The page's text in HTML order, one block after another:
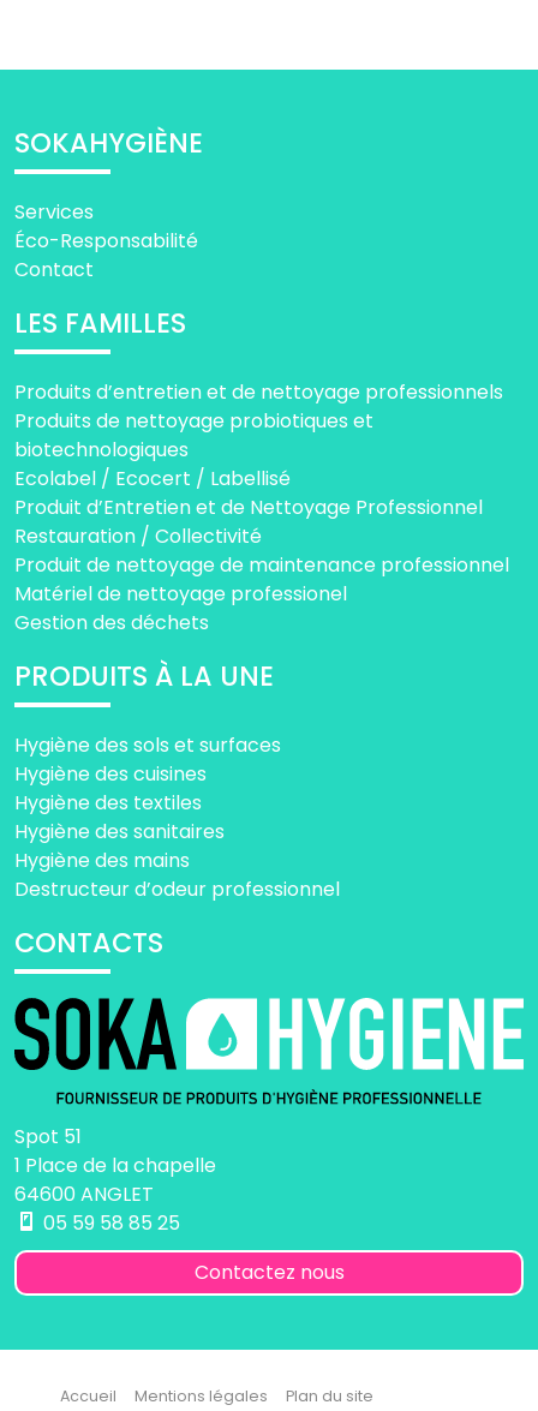
SOKAHYGIÈNE
Services
Éco-Responsabilité
Contact
LES FAMILLES
Produits d’entretien et de nettoyage professionnels
Produits de nettoyage probiotiques et
biotechnologiques
Ecolabel / Ecocert / Labellisé
Produit d’Entretien et de Nettoyage Professionnel
Restauration / Collectivité
Produit de nettoyage de maintenance professionnel
Matériel de nettoyage professionel
Gestion des déchets
PRODUITS À LA UNE
Hygiène des sols et surfaces
Hygiène des cuisines
Hygiène des textiles
Hygiène des sanitaires
Hygiène des mains
Destructeur d’odeur professionnel
CONTACTS
Spot 51
1 Place de la chapelle
64600 ANGLET
05 59 58 85 25
Contactez nous
Accueil Mentions légales Plan du site